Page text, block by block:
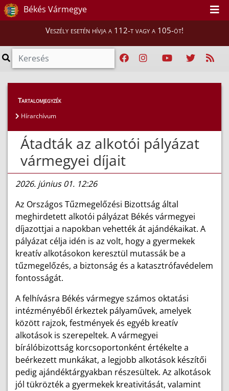
Békés Vármegye
Veszély esetén hívja a 112-t vagy a 105-öt!
Híreink > Hírek
Tartalomjegyzék
Hírarchívum
Átadták az alkotói pályázat
vármegyei díjait
2026. június 01. 12:26
Az Országos Tűzmegelőzési Bizottság által
meghirdetett alkotói pályázat Békés vármegyei
díjazottjai a napokban vehették át ajándékaikat. A
pályázat célja idén is az volt, hogy a gyermekek
kreatív alkotásokon keresztül mutassák be a
tűzmegelőzés, a biztonság és a katasztrófavédelem
fontosságát.
A felhívásra Békés vármegye számos oktatási
intézményéből érkeztek pályaművek, amelyek
között rajzok, festmények és egyéb kreatív
alkotások is szerepeltek. A vármegyei
bírálóbizottság korcsoportonként értékelte a
beérkezett munkákat, a legjobb alkotások készítői
pedig ajándéktárgyakban részesültek. Az alkotások
jól tükrözték a gyermekek kreativitását, valamint